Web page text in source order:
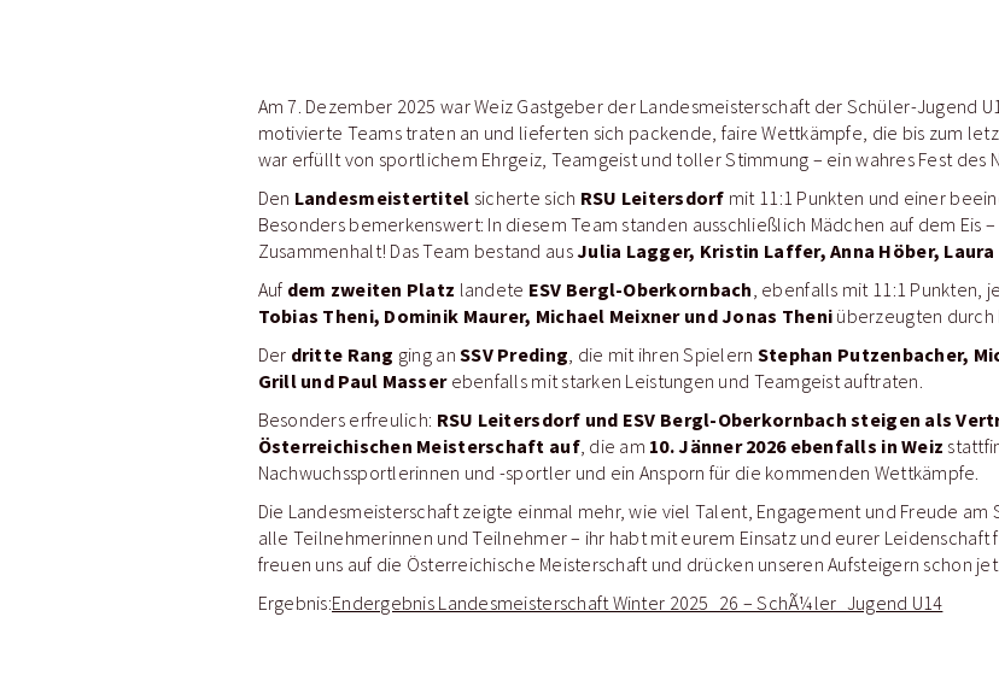
Am 7. Dezember 2025 war Weiz Gastgeber der Landesmeisterschaft der Schüler-Jugend
motivierte Teams traten an und lieferten sich packende, faire Wettkämpfe, die bis zum
war erfüllt von sportlichem Ehrgeiz, Teamgeist und toller Stimmung – ein wahres Fest des
Den Landesmeistertitel sicherte sich RSU Leitersdorf mit 11:1 Punkten und einer
Besonders bemerkenswert: In diesem Team standen ausschließlich Mädchen auf dem Eis
Zusammenhalt! Das Team bestand ausJulia Lagger, Kristin Laffer, Anna Höber,
Auf dem zweiten Platz landete ESV Bergl-Oberkornbach, ebenfalls mit 11:1 Punkten,
Tobias Theni, Dominik Maurer, Michael Meixner und Jonas Theni überzeugten durch
Der dritte Rang ging anSSV Preding, die mit ihren Spielern Stephan Putzenbacher,
Grill und Paul Masserebenfalls mit starken Leistungen und Teamgeist auftraten.
Besonders erfreulich: RSU Leitersdorf und ESV Bergl-Oberkornbach steigen als
Österreichischen Meisterschaft auf, die am 10. Jänner 2026 ebenfalls in Weiz
Nachwuchssportlerinnen und -sportler und ein Ansporn für die kommenden Wettkämpfe.
Die Landesmeisterschaft zeigte einmal mehr, wie viel Talent, Engagement und Freude am
alle Teilnehmerinnen und Teilnehmer – ihr habt mit eurem Einsatz und eurer Leidenschaft
freuen uns auf die Österreichische Meisterschaft und drücken unseren Aufsteigern schon
Ergebnis:Endergebnis Landesmeisterschaft Winter 2025_26 – SchÃ¼ler_Jugend U14